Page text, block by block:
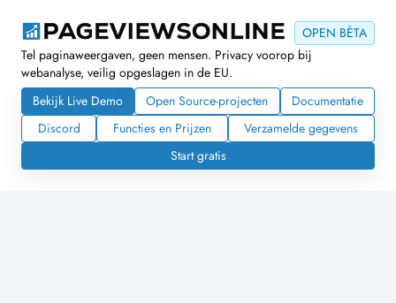
OPEN BÈTA
Tel paginaweergaven, geen mensen. Privacy voorop bij
webanalyse, veilig opgeslagen in de EU.
Bekijk Live Demo
Open Source-projecten
Documentatie
Discord
Functies en Prijzen
Verzamelde gegevens
Start gratis